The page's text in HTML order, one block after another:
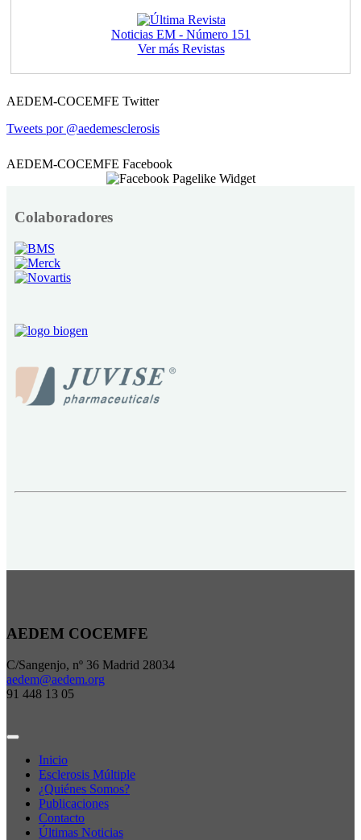
Noticias EM - Número 151
Ver más Revistas
AEDEM-COCEMFE Twitter
Tweets por @aedemesclerosis
AEDEM-COCEMFE Facebook
Colaboradores
AEDEM COCEMFE
C/Sangenjo, nº 36 Madrid 28034
aedem@aedem.org
91 448 13 05
Inicio
Esclerosis Múltiple
¿Quiénes Somos?
Publicaciones
Contacto
Últimas Noticias